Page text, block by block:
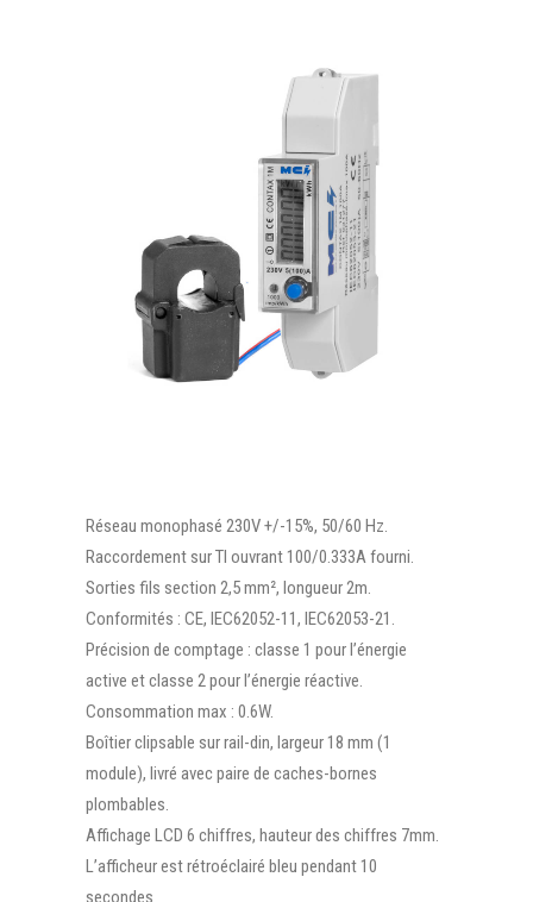
Réseau monophasé 230V +/-15%, 50/60 Hz.
Raccordement sur TI ouvrant 100/0.333A fourni.
Sorties fils section 2,5 mm², longueur 2m.
Conformités : CE, IEC62052-11, IEC62053-21.
Précision de comptage : classe 1 pour l’énergie
active et classe 2 pour l’énergie réactive.
Consommation max : 0.6W.
Boîtier clipsable sur rail-din, largeur 18 mm (1
module), livré avec paire de caches-bornes
plombables.
Affichage LCD 6 chiffres, hauteur des chiffres 7mm.
L’afficheur est rétroéclairé bleu pendant 10
secondes